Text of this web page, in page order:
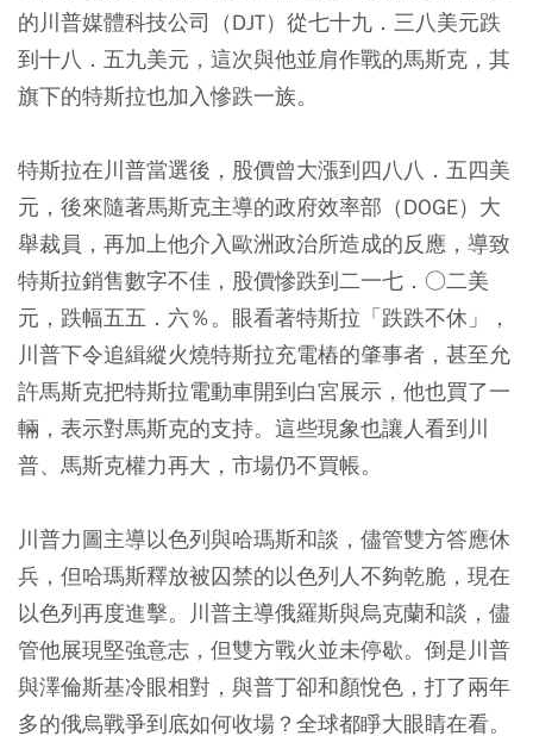
的川普媒體科技公司（DJT）從七十九．三八美元跌
到十八．五九美元，這次與他並肩作戰的馬斯克，其
旗下的特斯拉也加入慘跌一族。
特斯拉在川普當選後，股價曾大漲到四八八．五四美
元，後來隨著馬斯克主導的政府效率部（DOGE）大
舉裁員，再加上他介入歐洲政治所造成的反應，導致
特斯拉銷售數字不佳，股價慘跌到二一七．○二美
元，跌幅五五．六％。眼看著特斯拉「跌跌不休」，
川普下令追緝縱火燒特斯拉充電樁的肇事者，甚至允
許馬斯克把特斯拉電動車開到白宮展示，他也買了一
輛，表示對馬斯克的支持。這些現象也讓人看到川
普、馬斯克權力再大，市場仍不買帳。
川普力圖主導以色列與哈瑪斯和談，儘管雙方答應休
兵，但哈瑪斯釋放被囚禁的以色列人不夠乾脆，現在
以色列再度進擊。川普主導俄羅斯與烏克蘭和談，儘
管他展現堅強意志，但雙方戰火並未停歇。倒是川普
與澤倫斯基冷眼相對，與普丁卻和顏悅色，打了兩年
多的俄烏戰爭到底如何收場？全球都睜大眼睛在看。